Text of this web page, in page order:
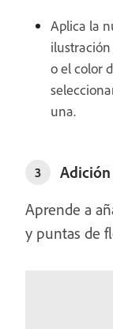
Aplica la
o el color
una.
3
Aprende a
y puntas de